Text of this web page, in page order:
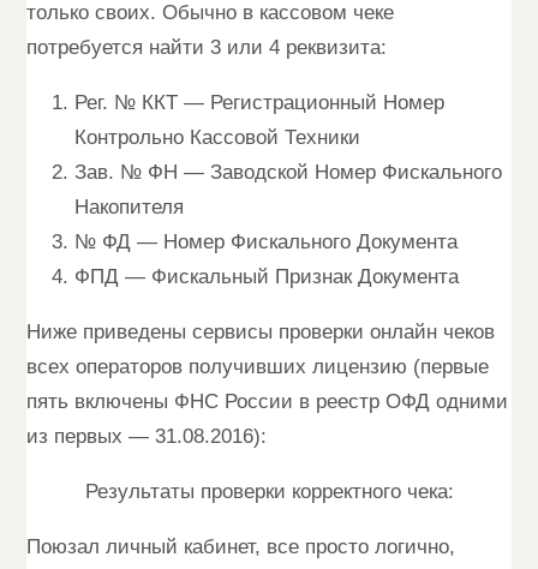
только своих. Обычно в кассовом чеке
потребуется найти 3 или 4 реквизита:
Рег. № ККТ — Регистрационный Номер
Контрольно Кассовой Техники
Зав. № ФН — Заводской Номер Фискального
Накопителя
№ ФД — Номер Фискального Документа
ФПД — Фискальный Признак Документа
Ниже приведены сервисы проверки онлайн чеков
всех операторов получивших лицензию (первые
пять включены ФНС России в реестр ОФД одними
из первых — 31.08.2016):
Результаты проверки корректного чека:
Поюзал личный кабинет, все просто логично,